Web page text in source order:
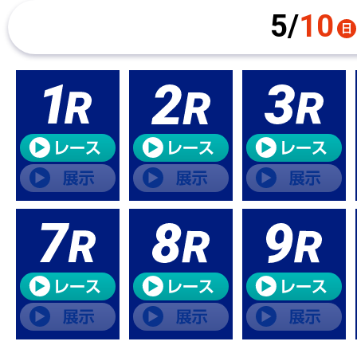
5/10